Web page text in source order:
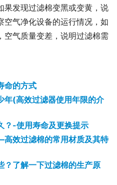
果发现过滤棉变黑或变黄，说
空气净化设备的运行情况，如
空气质量变差，说明过滤棉需
命的方式
年(高效过滤器使用年限的介
？-使用寿命及更换提示
效过滤棉的常用材质及其特
？了解一下过滤棉的生产原